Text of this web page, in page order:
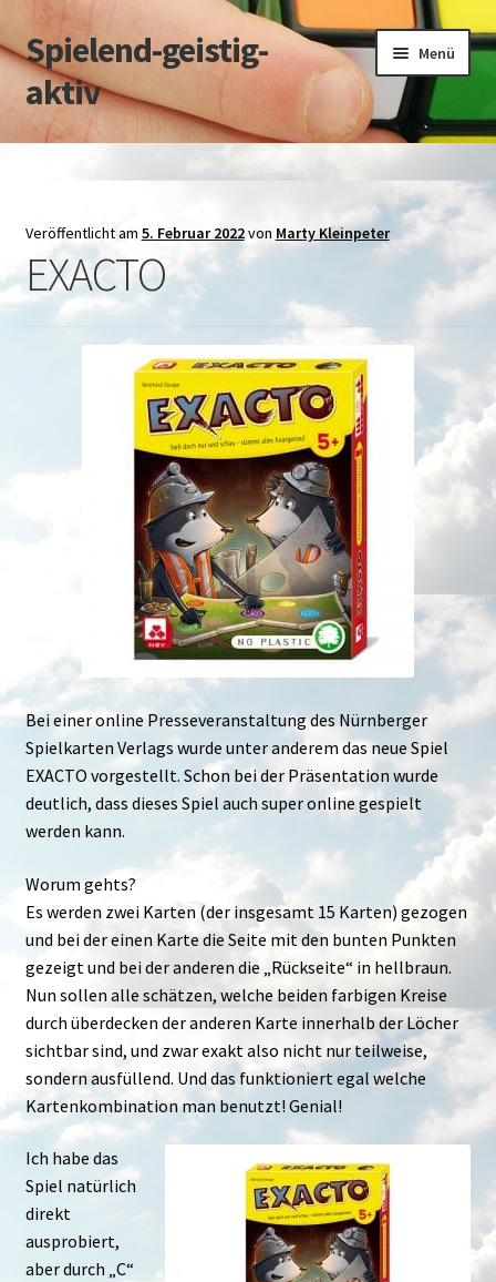
Zur
Navigation
springen
Zum
Inhalt
springen
Spielend-geistig-
aktiv
Menü
Start
Impressum
über M.Kleinpeter
über C.Greiner
Veröffentlicht am 5. Februar 2022von Marty Kleinpeter
EXACTO
Bei einer online Presseveranstaltung des Nürnberger
Spielkarten Verlags wurde unter anderem das neue Spiel
EXACTO vorgestellt. Schon bei der Präsentation wurde
deutlich, dass dieses Spiel auch super online gespielt
werden kann.
Worum gehts?
Es werden zwei Karten (der insgesamt 15 Karten) gezogen
und bei der einen Karte die Seite mit den bunten Punkten
gezeigt und bei der anderen die „Rückseite“ in hellbraun.
Nun sollen alle schätzen, welche beiden farbigen Kreise
durch überdecken der anderen Karte innerhalb der Löcher
sichtbar sind, und zwar exakt also nicht nur teilweise,
sondern ausfüllend. Und das funktioniert egal welche
Kartenkombination man benutzt! Genial!
Ich habe das
Spiel natürlich
direkt
ausprobiert,
aber durch „C“